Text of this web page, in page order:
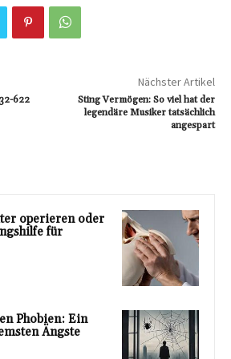
622
Nächster Artikel
Sting Vermögen: So viel hat der
legendäre Musiker tatsächlich
angespart
operieren oder
für
Phobien: Ein
Ängste